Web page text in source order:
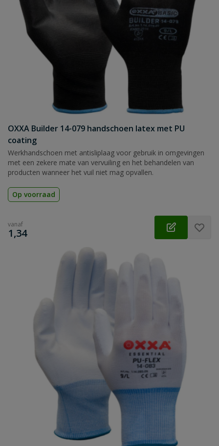
OXXA Builder 14-079 handschoen latex met PU
coating
Werkhandschoen met antisliplaag voor gebruik in omgevingen
met een zekere mate van vervuiling en het behandelen van
producten wanneer het vuil niet mag opvallen.
Op voorraad
vanaf
€
1,34